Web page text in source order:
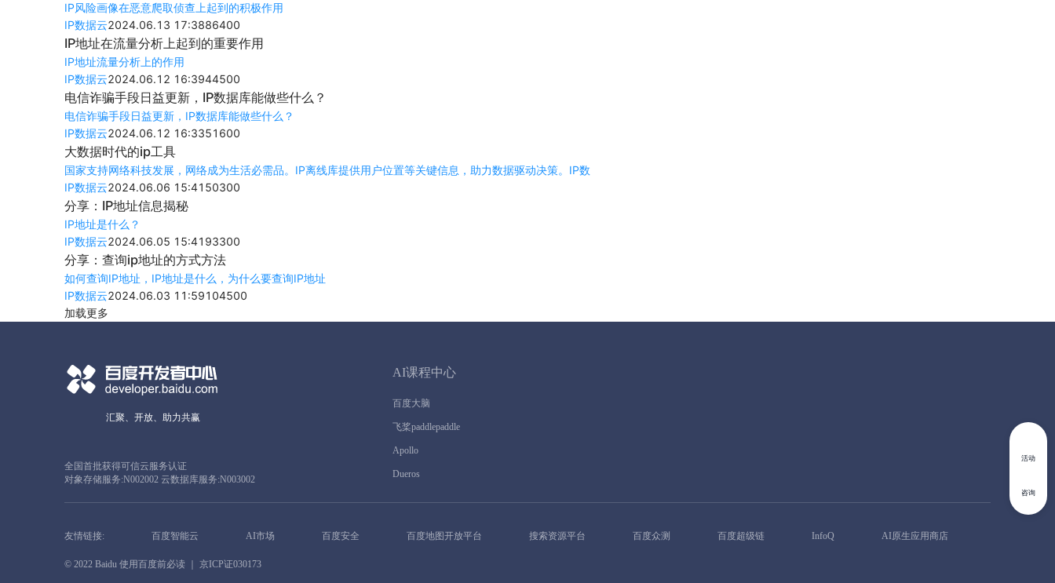
IP风险画像在恶意爬取侦查上起到的积极作用
IP数据云2024.06.13 17:3886400
IP地址在流量分析上起到的重要作用
IP地址流量分析上的作用
IP数据云2024.06.12 16:3944500
电信诈骗手段日益更新，IP数据库能做些什么？
电信诈骗手段日益更新，IP数据库能做些什么？
IP数据云2024.06.12 16:3351600
大数据时代的ip工具
国家支持网络科技发展，网络成为生活必需品。IP离线库提供用户位置等关键信息，助力数据驱动决策。IP数
IP数据云2024.06.06 15:41 50300
分享：IP地址信息揭秘
IP地址是什么？
IP数据云2024.06.05 15:41 93300
分享：查询ip地址的方式方法
如何查询IP地址，IP地址是什么，为什么要查询IP地址
IP数据云2024.06.03 11:59104500
加载更多
活动
咨询
汇聚、开放、助力共赢
全国首批获得可信云服务认证
对象存储服务:N002002 云数据库服务:N003002
AI课程中心
百度大脑
飞桨paddlepaddle
Apollo
Dueros
友情链接: 百度智能云 AI市场 百度安全 百度地图开放平台 搜索资源平台 百度众测 百度超级链 InfoQ AI原生应用商店
© 2022 Baidu 使用百度前必读 ｜ 京ICP证030173